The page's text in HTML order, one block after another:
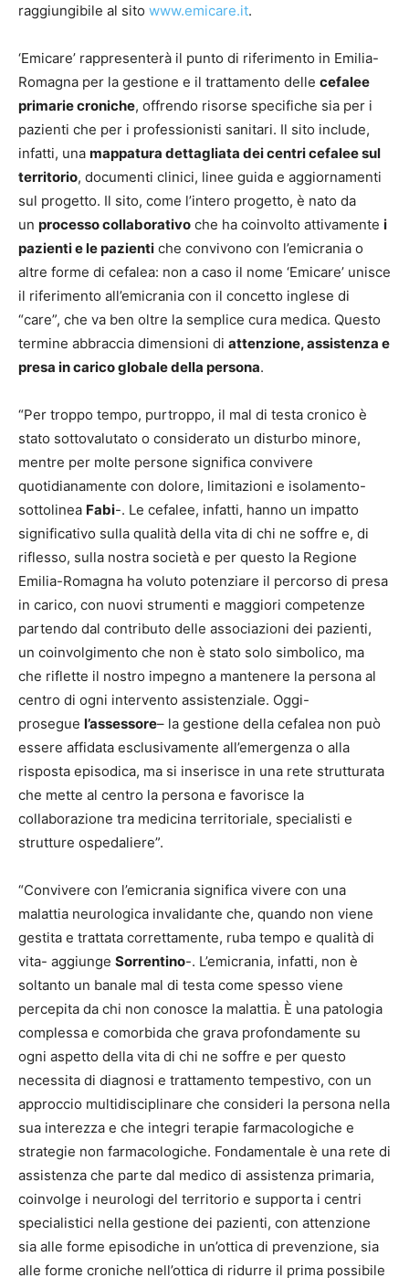
raggiungibile al sito www.emicare.it.
‘Emicare’ rappresenterà il punto di riferimento in Emilia-
Romagna per la gestione e il trattamento delle cefalee
primarie croniche, offrendo risorse specifiche sia per i
pazienti che per i professionisti sanitari. Il sito include,
infatti, una mappatura dettagliata dei centri cefalee sul
territorio, documenti clinici, linee guida e aggiornamenti
sul progetto. Il sito, come l’intero progetto, è nato da
un processo collaborativo che ha coinvolto attivamente i
pazienti e le pazienti che convivono con l’emicrania o
altre forme di cefalea: non a caso il nome ‘Emicare’ unisce
il riferimento all’emicrania con il concetto inglese di
“care”, che va ben oltre la semplice cura medica. Questo
termine abbraccia dimensioni di attenzione, assistenza e
presa in carico globale della persona.
“Per troppo tempo, purtroppo, il mal di testa cronico è
stato sottovalutato o considerato un disturbo minore,
mentre per molte persone significa convivere
quotidianamente con dolore, limitazioni e isolamento-
sottolinea Fabi-. Le cefalee, infatti, hanno un impatto
significativo sulla qualità della vita di chi ne soffre e, di
riflesso, sulla nostra società e per questo la Regione
Emilia-Romagna ha voluto potenziare il percorso di presa
in carico, con nuovi strumenti e maggiori competenze
partendo dal contributo delle associazioni dei pazienti,
un coinvolgimento che non è stato solo simbolico, ma
che riflette il nostro impegno a mantenere la persona al
centro di ogni intervento assistenziale. Oggi-
prosegue l’assessore– la gestione della cefalea non può
essere affidata esclusivamente all’emergenza o alla
risposta episodica, ma si inserisce in una rete strutturata
che mette al centro la persona e favorisce la
collaborazione tra medicina territoriale, specialisti e
strutture ospedaliere”.
“Convivere con l’emicrania significa vivere con una
malattia neurologica invalidante che, quando non viene
gestita e trattata correttamente, ruba tempo e qualità di
vita- aggiunge Sorrentino-. L’emicrania, infatti, non è
soltanto un banale mal di testa come spesso viene
percepita da chi non conosce la malattia. È una patologia
complessa e comorbida che grava profondamente su
ogni aspetto della vita di chi ne soffre e per questo
necessita di diagnosi e trattamento tempestivo, con un
approccio multidisciplinare che consideri la persona nella
sua interezza e che integri terapie farmacologiche e
strategie non farmacologiche. Fondamentale è una rete di
assistenza che parte dal medico di assistenza primaria,
coinvolge i neurologi del territorio e supporta i centri
specialistici nella gestione dei pazienti, con attenzione
sia alle forme episodiche in un’ottica di prevenzione, sia
alle forme croniche nell’ottica di ridurre il prima possibile